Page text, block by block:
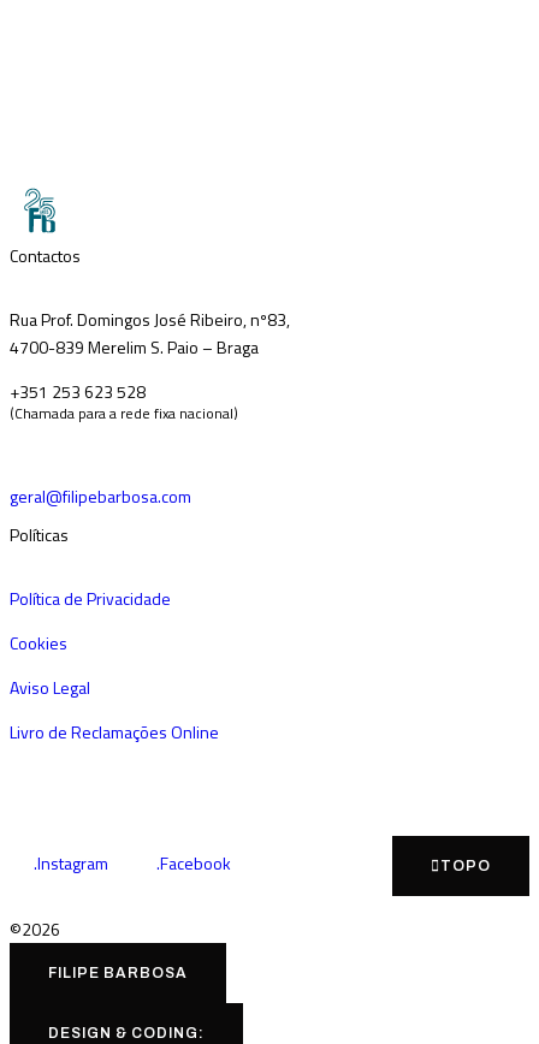
Contactos
Rua Prof. Domingos José Ribeiro, nº83,
4700-839 Merelim S. Paio – Braga
+351 253 623 528
(Chamada para a rede fixa nacional)
geral@filipebarbosa.com
Políticas
Política de Privacidade
Cookies
Aviso Legal
Livro de Reclamações Online
TOPO
.Instagram .Facebook
©2026
FILIPE BARBOSA
DESIGN & CODING: